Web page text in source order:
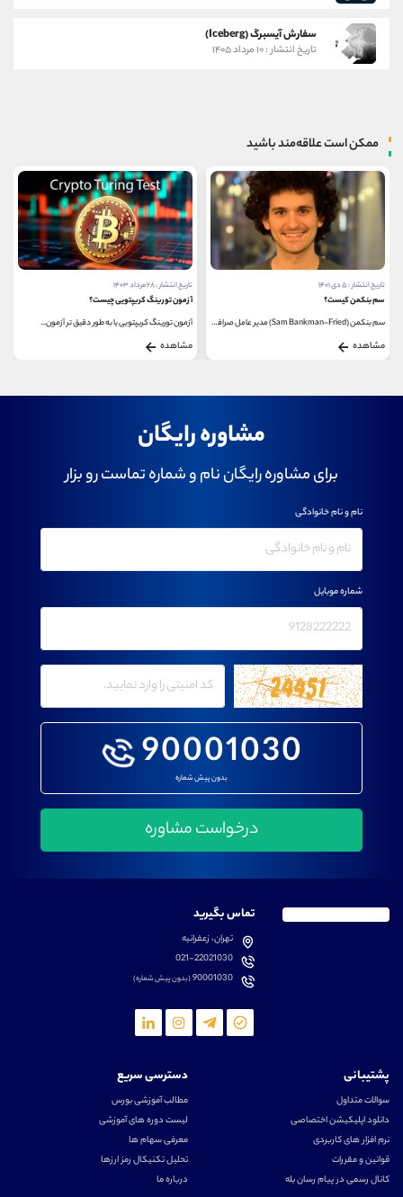
سفارش آیسبرگ (Iceberg)
تاریخ انتشار : ۱۰ مرداد ۱۴۰۵
ممکن است علاقه‌مند باشید
تاریخ انتشار : ۵ دی ۱۴۰۱
سم بنکمن کیست؟
سم بنکمن (Sam Bankman-Fried) مدیر عامل صرافی FTX (چهارمین...
مشاهده
تاریخ انتشار : ۲۸ مرداد ۱۴۰۳
آزمون تورینگ کریپتویی چیست؟
آزمون تورینگ کریپتویی یا به‌ طور دقیق تر آزمون...
مشاهده
مشاوره رایگان
برای مشاوره رایگان نام و شماره تماست رو بزار
90001030
بدون پیش شماره
نام و نام خانوادگی
شماره موبایل
تماس بگیرید
تهران، زعفرانیه
021-22021030
90001030(بدون پیش شماره)
پشتیبانی
سوالات متداول
دانلود اپلیکیشن اختصاصی
نرم افزار های کاربردی
قوانین و مقررات
کانال رسمی در پیام رسان بله
دسترسی سریع
مطالب آموزشی بورس
لیست دوره های آموزشی
معرفی سهام ها
تحلیل تکنیکال رمز ارزها
درباره ما